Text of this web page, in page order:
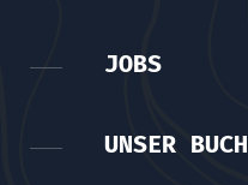
JOBS
UNSER BUCH